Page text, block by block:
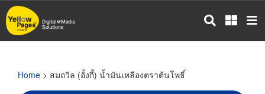
Skip
to
main
Home > สมถวิล (อั้งกี้) น้ำมันเหลืองตราต้นโพธิ์